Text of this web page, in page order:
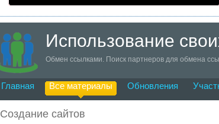
Использование
Обмен ссылками. Поиск партнеров для обмена
Главная Все материалы Обновления
Создание сайтов